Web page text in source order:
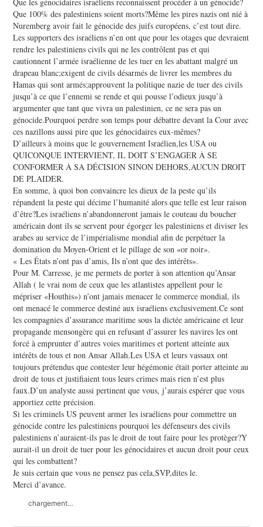
Que 100% des palestiniens soient morts?Même les pires nazis ont nié à
Nuremberg avoir fait le génocide des juifs européens, c’est tout dire.
Les supporters des israéliens n’en ont que pour les otages que devraient
rendre les palestiniens civils qui ne les contrôlent pas et qui
cautionnent l’armée israélienne de les tuer en les abattant malgré un
drapeau blanc;exigent de civils désarmés de livrer les membres du
Hamas qui sont armés;approuvent la politique nazie de tuer des civils
jusqu’à ce que l’ennemi se rende et qui pousse l’odieux jusqu’à
argumenter que tant que vivra un palestinien, ce ne sera pas un
génocide.Pourquoi perdre son temps pour débattre devant la Cour avec
ces nazillons aussi pire que les génocidaires eux-mêmes?
D’ailleurs à moins que le gouvernement Israélien,les USA ou
QUICONQUE INTERVIENT, IL DOIT S’ENGAGER À SE
CONFORMER À SA DÉCISION SINON DEHORS,AUCUN DROIT
DE PLAIDER.
En somme, à quoi bon convaincre les dieux de la peste qu’ils
répandent la peste qui décime l’humanité alors que telle est leur raison
d’être?Les israéliens n’abandonneront jamais le couteau du boucher
américain dont ils se servent pour égorger les palestiniens et diviser les
arabes au service de l’impérialisme mondial afin de perpétuer la
domination du Moyen-Orient et le pillage de son «or noir».
« Les États n’ont pas d’amis, Ils n’ont que des intérêts».
Pour M. Carresse, je me permets de porter à son attention qu’Ansar
Allah ( le vrai nom de ceux que les atlantistes appellent pour le
mépriser «Houthis») n’ont jamais menacer le commerce mondial, ils
ont menacé le commerce destiné aux israéliens exclusivement.Ce sont
les compagnies d’assurance maritime sous la dictée américaine et leur
propagande mensongère qui en refusant d’assurer les navires les ont
forcé à emprunter d’autres voies maritimes et portent atteinte aux
intérêts de tous et non Ansar Allah.Les USA et leurs vassaux ont
toujours prétendus que contester leur hégémonie était porter atteinte au
droit de tous et justifiaient tous leurs crimes mais rien n’est plus
faux.D’un analyste aussi pertinent que vous, j’aurais espérer que vous
apportiez cette précision.
Si les criminels US peuvent armer les israéliens pour commettre un
génocide contre les palestiniens pourquoi les défenseurs des civils
palestiniens n’auraient-ils pas le droit de tout faire pour les protèger?Y
aurait-il un droit de tuer pour les génocidaires et aucun droit pour ceux
qui les combattent?
Je suis certain que vous ne pensez pas cela,SVP,dites le.
Merci d’avance.
chargement…